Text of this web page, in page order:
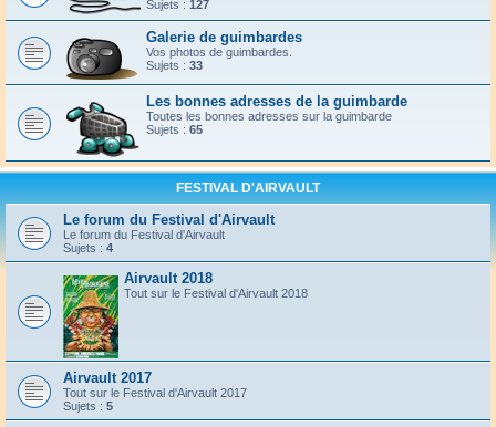
Sujets : 127
Galerie de guimbardes
Vos photos de guimbardes.
Sujets : 33
Les bonnes adresses de la guimbarde
Toutes les bonnes adresses sur la guimbarde
Sujets : 65
FESTIVAL D'AIRVAULT
Le forum du Festival d'Airvault
Le forum du Festival d'Airvault
Sujets : 4
Airvault 2018
Tout sur le Festival d'Airvault 2018
Airvault 2017
Tout sur le Festival d'Airvault 2017
Sujets : 5